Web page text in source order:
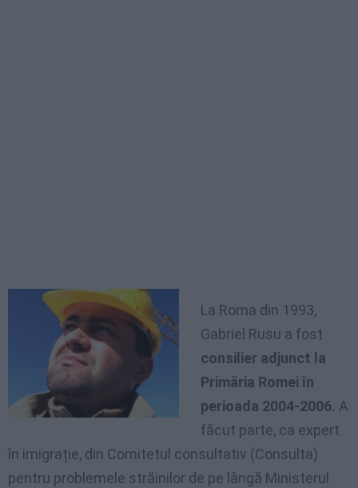
La Roma din 1993,
Gabriel Rusu a fost
consilier adjunct la
Primăria Romei în
perioada 2004-2006. A
făcut parte, ca expert
în imigrație, din Comitetul consultativ (Consulta)
pentru problemele străinilor de pe lângă Ministerul